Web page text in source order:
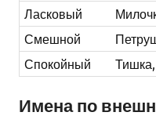
Ласковый
Смешной
Спокойный
Имена по